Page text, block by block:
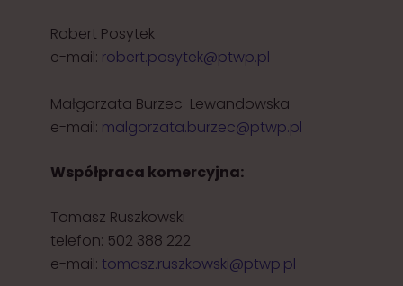
Robert Posytek
e-mail: robert.posytek@ptwp.pl
Małgorzata Burzec-Lewandowska
e-mail: malgorzata.burzec@ptwp.pl
Współpraca komercyjna:
Tomasz Ruszkowski
telefon: 502 388 222
e-mail: tomasz.ruszkowski@ptwp.pl